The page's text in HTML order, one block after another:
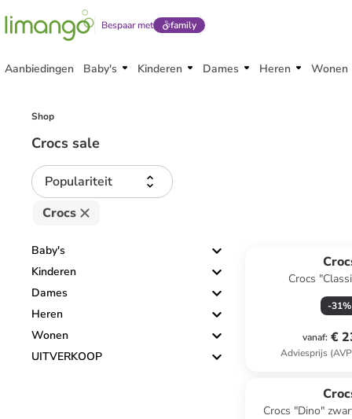
Bespaar met family
Aanbiedingen Baby's Kinderen Dames Heren Wonen
Shop
Crocs sale
Populariteit
Crocs
Baby's
Kinderen
Dames
Heren
Wonen
UITVERKOOP
Crocs
-31%
vanaf: €
Adviesprijs
Crocs "Dino"